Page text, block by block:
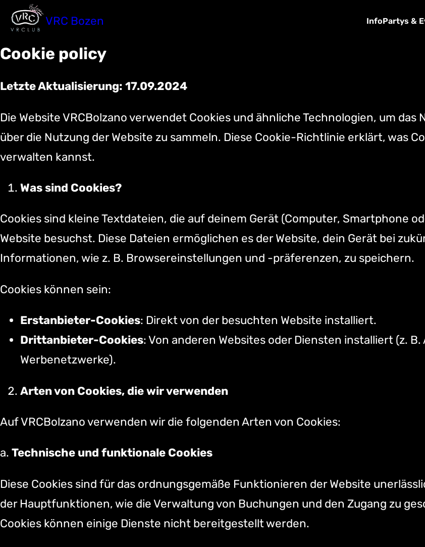
Zum
Inhalt
springen
VRC Bozen InfoPartys &
Cookie policy
Letzte Aktualisierung: 17.09.2024
Die Website VRCBolzano verwendet Cookies und ähnliche Technologien, um
über die Nutzung der Website zu sammeln. Diese Cookie-Richtlinie erklärt, was
verwalten kannst.
Was sind Cookies?
Cookies sind kleine Textdateien, die auf deinem Gerät (Computer, Smartphone
Website besuchst. Diese Dateien ermöglichen es der Website, dein Gerät bei
Informationen, wie z. B. Browsereinstellungen und -präferenzen, zu speichern.
Cookies können sein:
Erstanbieter-Cookies: Direkt von der besuchten Website installiert.
Drittanbieter-Cookies: Von anderen Websites oder Diensten installiert (z.
Werbenetzwerke).
Arten von Cookies, die wir verwenden
Auf VRCBolzano verwenden wir die folgenden Arten von Cookies:
a. Technische und funktionale Cookies
Diese Cookies sind für das ordnungsgemäße Funktionieren der Website
der Hauptfunktionen, wie die Verwaltung von Buchungen und den Zugang zu
Cookies können einige Dienste nicht bereitgestellt werden.